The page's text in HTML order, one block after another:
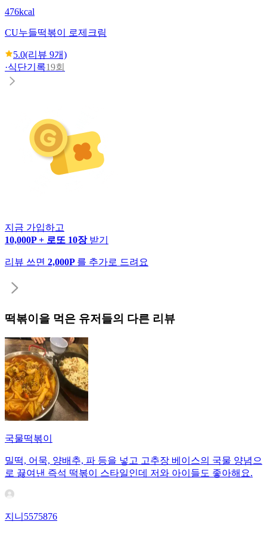
476kcal
CU누들떡볶이 로제크림
5.0(리뷰 9개)
·식단기록19회
지금 가입하고
10,000P + 로또 10장 받기
리뷰 쓰면 2,000P 를 추가로 드려요
떡볶이 을 먹은 유저들의 다른 리뷰
국물떡볶이
밀떡, 어묵, 양배추, 파 등을 넣고 고추장 베이스의 국물 양념으
로 끓여낸 즉석 떡볶이 스타일인데 저와 아이들도 좋아해요.
지니5575876